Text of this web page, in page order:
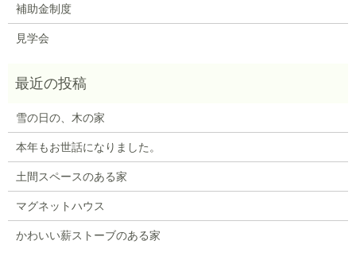
補助金制度
見学会
雪の日の、木の家
本年もお世話になりました。
土間スペースのある家
マグネットハウス
かわいい薪ストーブのある家